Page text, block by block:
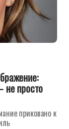
не просто
приковано к